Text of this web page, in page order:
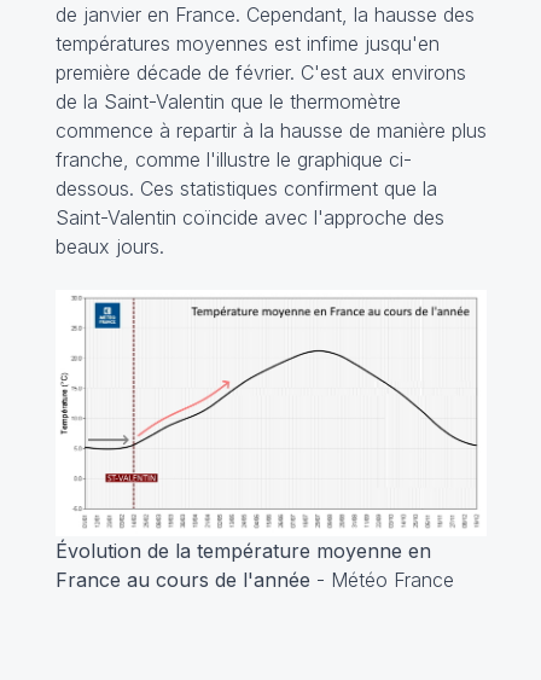
de janvier en France. Cependant, la hausse des
températures moyennes est infime jusqu'en
première décade de février. C'est aux environs
de la Saint-Valentin que le thermomètre
commence à repartir à la hausse de manière plus
franche, comme l'illustre le graphique ci-
dessous. Ces statistiques confirment que la
Saint-Valentin coïncide avec l'approche des
beaux jours.
Évolution de la température moyenne en
France au cours de l'année - Météo France